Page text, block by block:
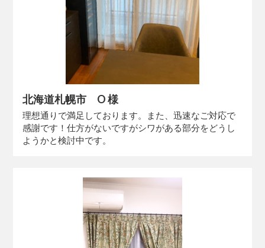
北海道札幌市 O 様
理想通りで満足しております。また、迅速なご対応で
感謝です！仕方がないですがシワがある部分をどうし
ようかと検討中です。